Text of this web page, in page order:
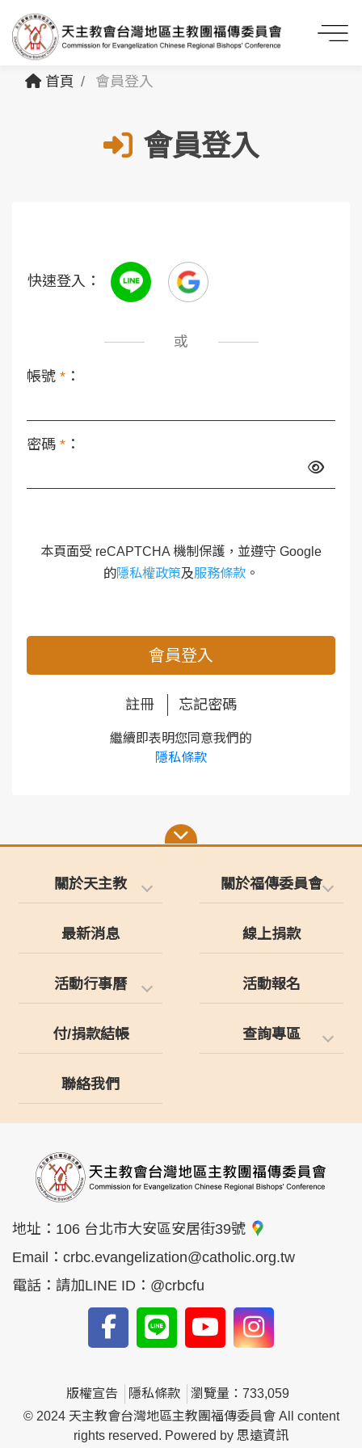
首頁 會員登入
會員登入
快速登入：
或
帳號 * ：
密碼 * ：
本頁面受 reCAPTCHA 機制保護，並遵守 Google
的隱私權政策及服務條款 。
會員登入
註冊 忘記密碼
繼續即表明您同意我們的
隱私條款
關於天主教 關於福傳委員會
最新消息 線上捐款
活動行事曆 活動報名
付/捐款結帳 查詢專區
聯絡我們
地址： 106 台北市大安區安居街39號
Email： crbc.evangelization@catholic.org.tw
電話： 請加LINE ID：@crbcfu
版權宣告 隱私條款
瀏覽量：733,059
© 2024 天主教會台灣地區主教團福傳委員會 All content
rights reserved. Powered by 思遠資訊